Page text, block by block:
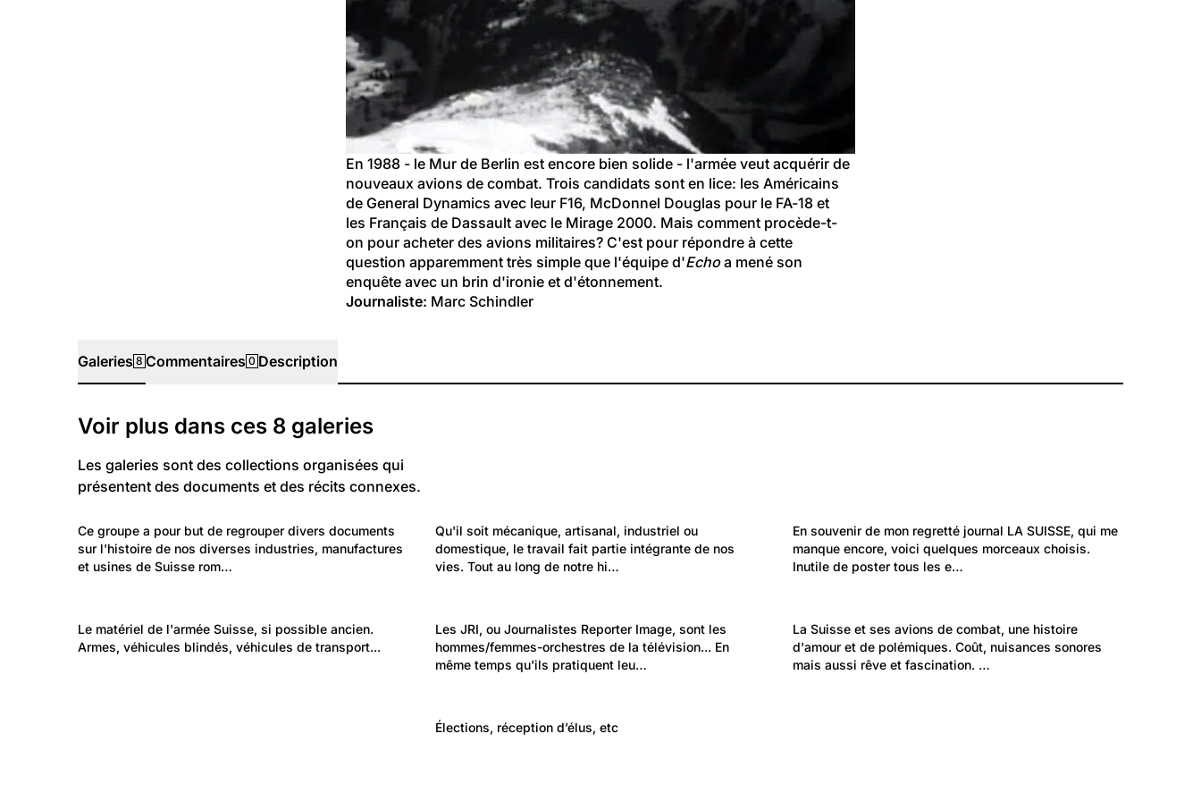
En 1988 - le Mur de Berlin est encore bien solide - l'armée veut acquérir de
nouveaux avions de combat. Trois candidats sont en lice: les Américains
de General Dynamics avec leur F16, McDonnel Douglas pour le FA-18 et
les Français de Dassault avec le Mirage 2000. Mais comment procède-t-
on pour acheter des avions militaires? C'est pour répondre à cette
question apparemment très simple que l'équipe d'Echo a mené son
enquête avec un brin d'ironie et d'étonnement.
Journaliste: Marc Schindler
Galeries 8 Commentaires 0 Description
Galeries
Voir plus dans ces 8 galeries
Les galeries sont des collections organisées qui
présentent des documents et des récits connexes.
Travail et Economie: Entreprises
L'industrie suisse
Ce groupe a pour but de regrouper divers documents
sur l'histoire de nos diverses industries, manufactures
et usines de Suisse rom…
Travail et Economie: Entreprises
Le travail – un monde qui change
Qu'il soit mécanique, artisanal, industriel ou
domestique, le travail fait partie intégrante de nos
vies. Tout au long de notre hi…
Politique et Société: Média et communication
Nos journaux et magazines mythiques
En souvenir de mon regretté journal LA SUISSE, qui me
manque encore, voici quelques morceaux choisis.
Inutile de poster tous les e…
Politique et Société: Sécurité et justice
Notre armée, ses engins et son matériel
Le matériel de l'armée Suisse, si possible ancien.
Armes, véhicules blindés, véhicules de transport...
Politique et Société: Média et communication
Journaliste Reporter Image (JRI)
Les JRI, ou Journalistes Reporter Image, sont les
hommes/femmes-orchestres de la télévision... En
même temps qu'ils pratiquent leu…
Politique et Société: Sécurité et justice
Quand la Suisse rêve d'avions de combat
La Suisse et ses avions de combat, une histoire
d'amour et de polémiques. Coût, nuisances sonores
mais aussi rêve et fascination. …
Politique et Société: Evénements
Élections, réception d’élus, etc